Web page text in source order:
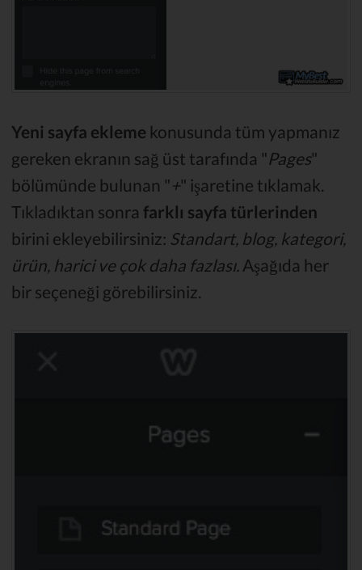
Yeni sayfa ekleme konusunda tüm yapmanız
gereken ekranın sağ üst tarafında "Pages"
bölümünde bulunan "+" işaretine tıklamak.
Tıkladıktan sonra farklı sayfa türlerinden
birini ekleyebilirsiniz: Standart, blog, kategori,
ürün, harici ve çok daha fazlası. Aşağıda her
bir seçeneği görebilirsiniz.